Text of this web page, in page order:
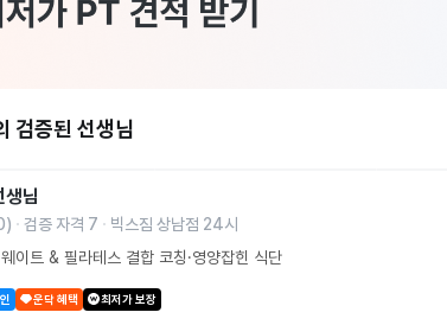
검증된 선생님
님
) 검증 자격 7
빅스짐 상남점 24시
이트 & 필라테스 결합 코칭·영양잡힌 식단
운닥 혜택 최저가 보장